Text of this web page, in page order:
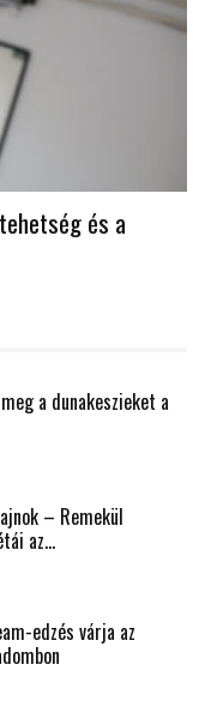
és a
a dunakeszieket a
– Remekül
az...
edzés várja az